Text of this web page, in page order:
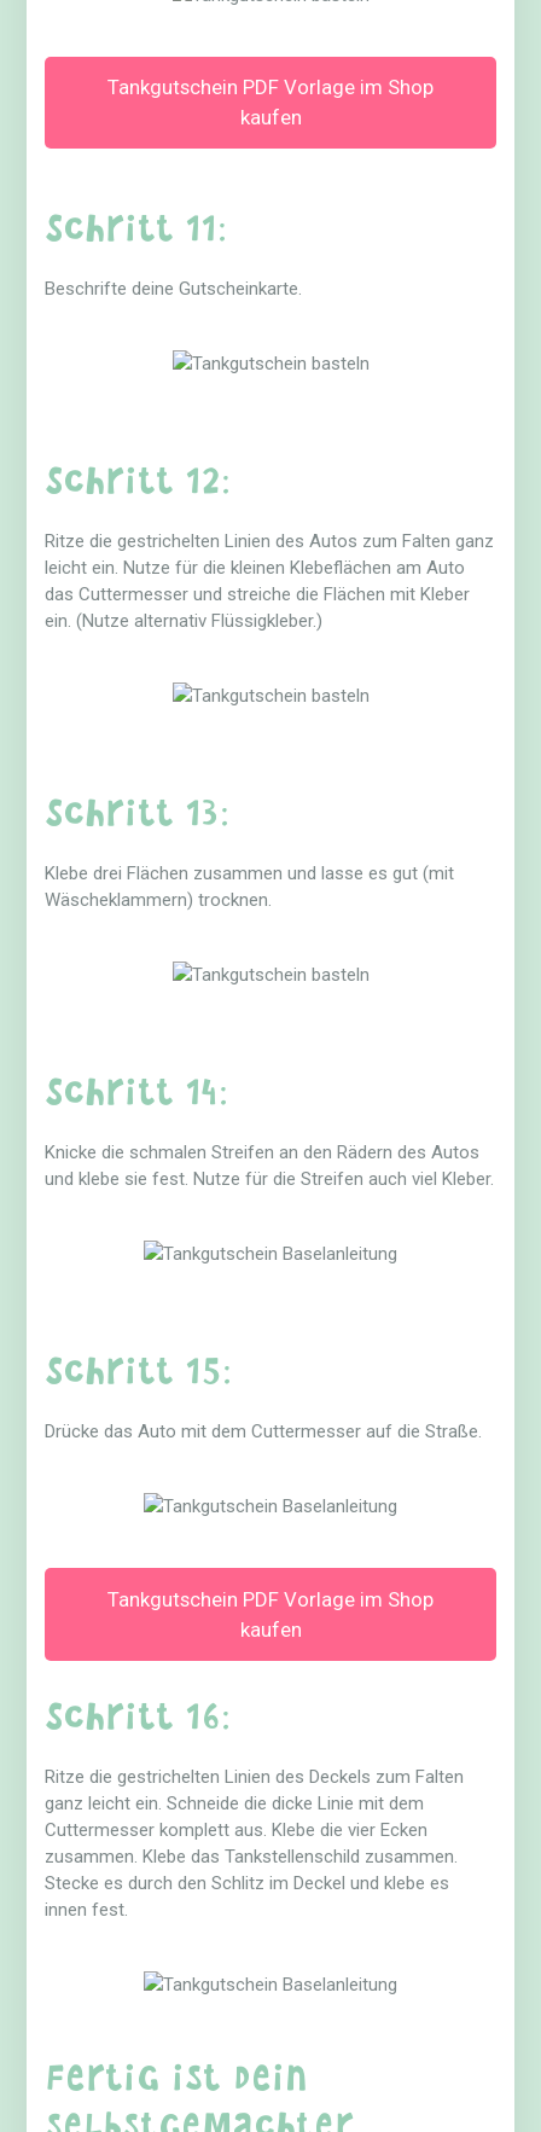
Tankgutschein PDF Vorlage im Shop
kaufen
Schritt 11:
Beschrifte deine Gutscheinkarte.
Schritt 12:
Ritze die gestrichelten Linien des Autos zum Falten ganz
leicht ein. Nutze für die kleinen Klebeflächen am Auto
das Cuttermesser und streiche die Flächen mit Kleber
ein. (Nutze alternativ Flüssigkleber.)
Schritt 13:
Klebe drei Flächen zusammen und lasse es gut (mit
Wäscheklammern) trocknen.
Schritt 14:
Knicke die schmalen Streifen an den Rädern des Autos
und klebe sie fest. Nutze für die Streifen auch viel Kleber.
Schritt 15:
Drücke das Auto mit dem Cuttermesser auf die Straße.
Tankgutschein PDF Vorlage im Shop
kaufen
Schritt 16:
Ritze die gestrichelten Linien des Deckels zum Falten
ganz leicht ein. Schneide die dicke Linie mit dem
Cuttermesser komplett aus. Klebe die vier Ecken
zusammen. Klebe das Tankstellenschild zusammen.
Stecke es durch den Schlitz im Deckel und klebe es
innen fest.
Fertig ist dein
selbstgemachter